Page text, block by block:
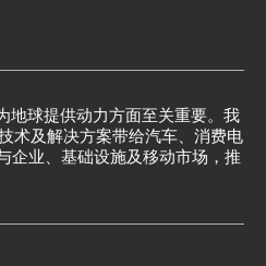
地球提供动力方面至关重要。我
术及解决方案带给汽车、消费电
企业、基础设施及移动市场，推